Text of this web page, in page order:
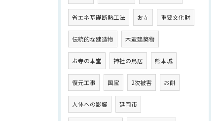
省エネ基礎断熱工法 お寺 重要文化財
伝統的な建造物 木造建築物
お寺の本堂 神社の鳥居 熊本城
復元工事 国宝 2次被害 お餅
人体への影響 延岡市